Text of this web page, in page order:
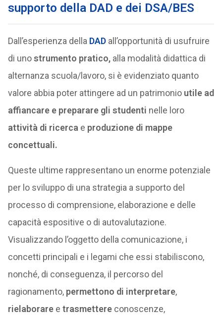
supporto della DAD e dei DSA/BES
Dall’esperienza della DADall’opportunità di usufruire
di unostrumento pratico,alla modalità didattica di
alternanza scuola/lavoro, si è evidenziato quanto
valore abbia poter attingere ad un patrimonio utile ad
affiancare e preparare gli studenti nelle loro
attività di ricerca e produzione di mappe
concettuali.
Queste ultime rappresentano un enorme potenziale
per lo sviluppo di una strategia a supporto del
processo di comprensione, elaborazione e delle
capacità espositive o di autovalutazione.
Visualizzando l’oggetto della comunicazione, i
concetti principali e i legami che essi stabiliscono,
nonché, di conseguenza, il percorso del
ragionamento, permettono di interpretare,
rielaboraree trasmettereconoscenze,